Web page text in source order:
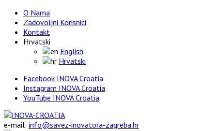
O Nama
Zadovoljni Korisnici
Kontakt
Hrvatski
English
Hrvatski
Facebook INOVA Croatia
Instagram INOVA Croatia
YouTube INOVA Croatia
e-mail: info@savez-inovatora-zagreba.hr